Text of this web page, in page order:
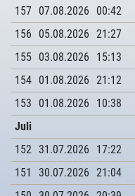
157 07.08.2026 00:42
156
05.08.2026 21:27
155 03.08.2026 15:13
154 01.08.2026 21:12
153
01.08.2026 10:38
Juli
152 31.07.2026 17:22
151
30.07.2026 21:04